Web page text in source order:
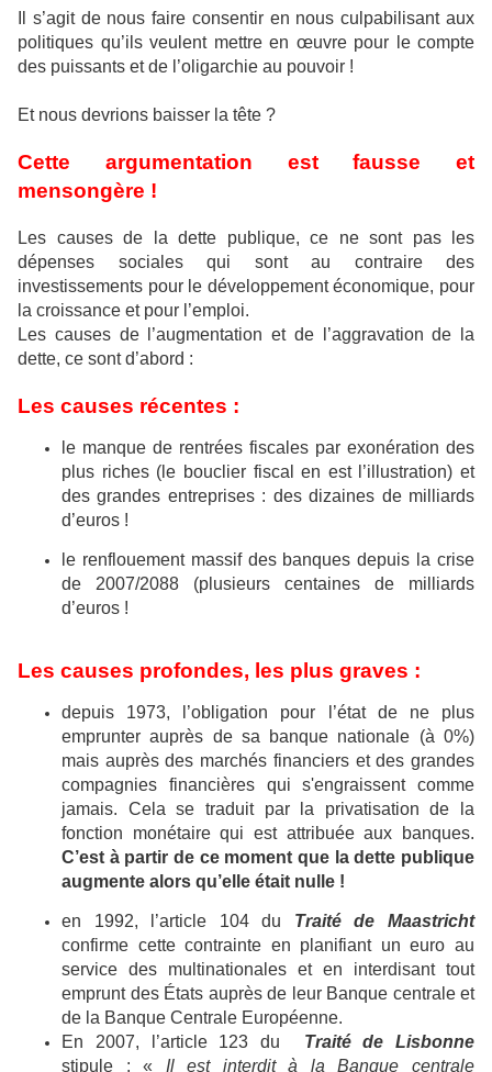
Il s’agit de nous faire consentir en nous culpabilisant aux
politiques qu’ils veulent mettre en œuvre pour le compte
des puissants et de l’oligarchie au pouvoir !
Et nous devrions baisser la tête ?
Cette argumentation est fausse et
mensongère !
Les causes de la dette publique, ce ne sont pas les
dépenses sociales qui sont au contraire des
investissements pour le développement économique, pour
la croissance et pour l’emploi.
Les causes de l’augmentation et de l’aggravation de la
dette, ce sont d’abord :
Les causes récentes :
le manque de rentrées fiscales par exonération des
plus riches (le bouclier fiscal en est l’illustration) et
des grandes entreprises : des dizaines de milliards
d’euros !
le renflouement massif des banques depuis la crise
de 2007/2088 (plusieurs centaines de milliards
d’euros !
Les causes profondes, les plus graves :
depuis 1973, l’obligation pour l’état de ne plus
emprunter auprès de sa banque nationale (à 0%)
mais auprès des marchés financiers et des grandes
compagnies financières qui s'engraissent comme
jamais. Cela se traduit par la privatisation de la
fonction monétaire qui est attribuée aux banques.
C’est à partir de ce moment que la dette publique
augmente alors qu’elle était nulle !
en 1992, l’article 104 du Traité de Maastricht
confirme cette contrainte en planifiant un euro au
service des multinationales et en interdisant tout
emprunt des États auprès de leur Banque centrale et
de la Banque Centrale Européenne.
En 2007, l’article 123 du Traité de Lisbonne
stipule : « Il est interdit à la Banque centrale